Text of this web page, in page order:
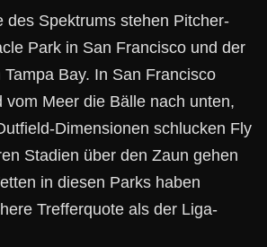
des Spektrums stehen Pitcher-
Park in San Francisco und der
Bay. In San Francisco
vom Meer die Bälle nach unten,
Dimensionen schlucken Fly
Stadien über den Zaun gehen
in diesen Parks haben
Trefferquote als der Liga-